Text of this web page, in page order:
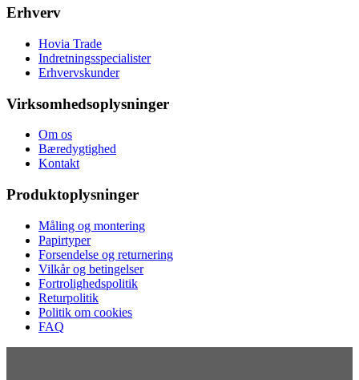
Erhverv
Hovia Trade
Indretningsspecialister
Erhvervskunder
Virksomhedsoplysninger
Om os
Bæredygtighed
Kontakt
Produktoplysninger
Måling og montering
Papirtyper
Forsendelse og returnering
Vilkår og betingelser
Fortrolighedspolitik
Returpolitik
Politik om cookies
FAQ